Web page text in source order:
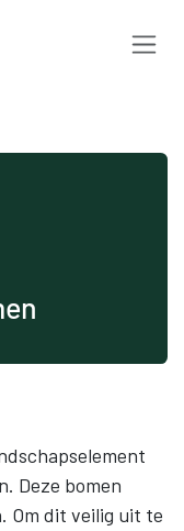
Deze bomen
Om dit veilig uit te